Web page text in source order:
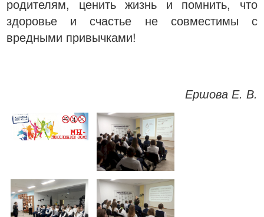
родителям, ценить жизнь и помнить, что
здоровье и счастье не совместимы с
вредными привычками!
Ершова Е. В.